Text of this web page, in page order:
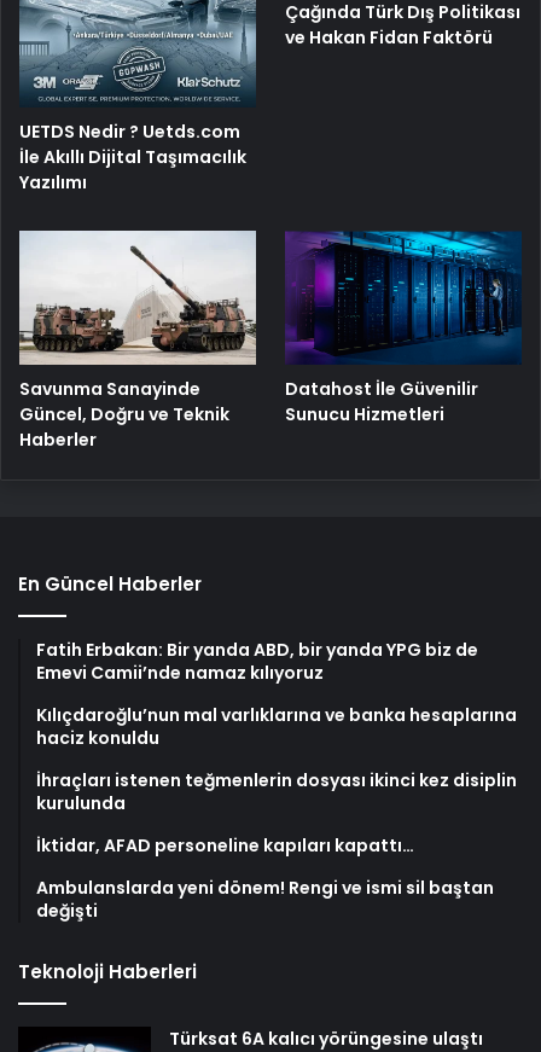
UETDS Nedir ? Uetds.com
İle Akıllı Dijital Taşımacılık
Yazılımı
Çağında Türk Dış Politikası
ve Hakan Fidan Faktörü
Savunma Sanayinde
Güncel, Doğru ve Teknik
Haberler
Datahost İle Güvenilir
Sunucu Hizmetleri
En Güncel Haberler
Fatih Erbakan: Bir yanda ABD, bir yanda YPG biz de
Emevi Camii’nde namaz kılıyoruz
Kılıçdaroğlu’nun mal varlıklarına ve banka hesaplarına
haciz konuldu
İhraçları istenen teğmenlerin dosyası ikinci kez disiplin
kurulunda
İktidar, AFAD personeline kapıları kapattı…
Ambulanslarda yeni dönem! Rengi ve ismi sil baştan
değişti
Teknoloji Haberleri
Türksat 6A kalıcı yörüngesine ulaştı